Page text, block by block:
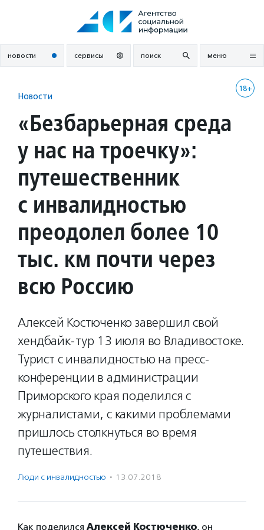
новости сервисы поиск меню
18+
Новости
«Безбарьерная среда
у нас на троечку»:
путешественник
с инвалидностью
преодолел более 10
тыс. км почти через
всю Россию
Алексей Костюченко завершил свой
хендбайк-тур 13 июля во Владивостоке.
Турист с инвалидностью на пресс-
конференции в администрации
Приморского края поделился с
журналистами, с какими проблемами
пришлось столкнуться во время
путешествия.
Люди с инвалидностью · 13.07.2018
Как поделился Алексей Костюченко, он